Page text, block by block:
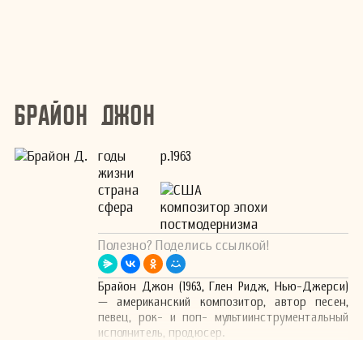
Брайон Джон
годы
жизни
р.1963
страна
США
сфера
композитор эпохи
постмодернизма
Полезно? Поделись ссылкой!
Брайон Джон (1963, Глен Ридж, Нью-Джерси)
— американский композитор, автор песен,
певец, рок- и поп- мультиинструментальный
исполнитель, продюсер.